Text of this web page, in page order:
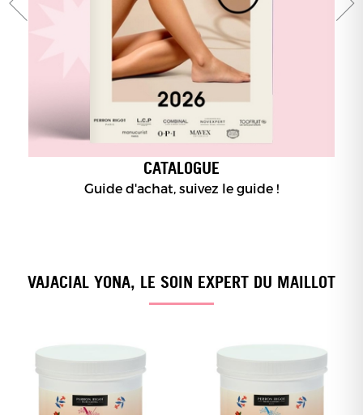
CATALOGUE
Guide d'achat, suivez le guide !
VAJACIAL YONA, LE SOIN EXPERT DU MAILLOT